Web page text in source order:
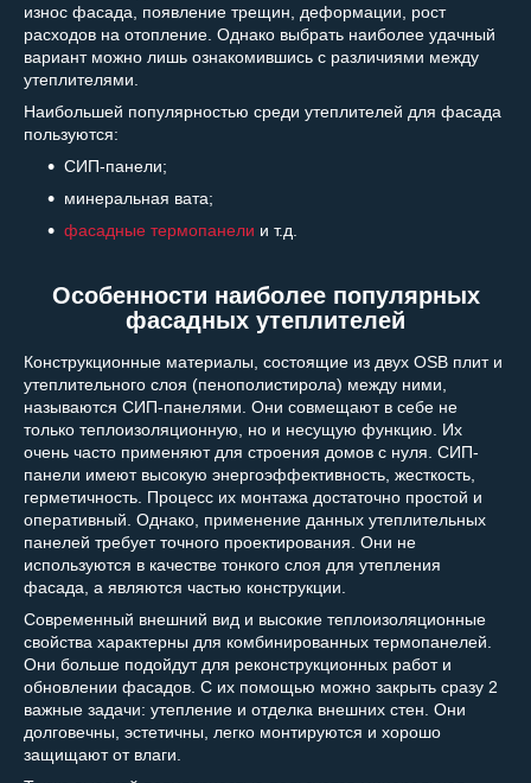
износ фасада, появление трещин, деформации, рост
расходов на отопление. Однако выбрать наиболее удачный
вариант можно лишь ознакомившись с различиями между
утеплителями.
Наибольшей популярностью среди утеплителей для фасада
пользуются:
СИП-панели;
минеральная вата;
фасадные термопанели и т.д.
Особенности наиболее популярных
фасадных утеплителей
Конструкционные материалы, состоящие из двух OSB плит и
утеплительного слоя (пенополистирола) между ними,
называются СИП-панелями. Они совмещают в себе не
только теплоизоляционную, но и несущую функцию. Их
очень часто применяют для строения домов с нуля. СИП-
панели имеют высокую энергоэффективность, жесткость,
герметичность. Процесс их монтажа достаточно простой и
оперативный. Однако, применение данных утеплительных
панелей требует точного проектирования. Они не
используются в качестве тонкого слоя для утепления
фасада, а являются частью конструкции.
Современный внешний вид и высокие теплоизоляционные
свойства характерны для комбинированных термопанелей.
Они больше подойдут для реконструкционных работ и
обновлении фасадов. С их помощью можно закрыть сразу 2
важные задачи: утепление и отделка внешних стен. Они
долговечны, эстетичны, легко монтируются и хорошо
защищают от влаги.